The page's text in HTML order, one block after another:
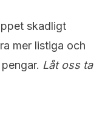
skadligt
mer listiga och
Låt oss ta